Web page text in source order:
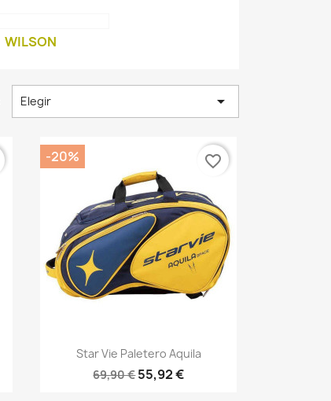
WILSON
Elegir 
Vista rápida
Star Vie Paletero Aquila
69,90 €55,92 €
-20% favorite_border